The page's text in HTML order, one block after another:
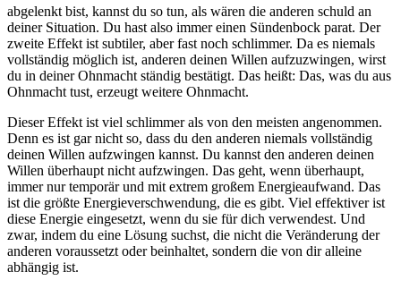
abgelenkt bist, kannst du so tun, als wären die anderen schuld an
deiner Situation. Du hast also immer einen Sündenbock parat. Der
zweite Effekt ist subtiler, aber fast noch schlimmer. Da es niemals
vollständig möglich ist, anderen deinen Willen aufzuzwingen, wirst
du in deiner Ohnmacht ständig bestätigt. Das heißt: Das, was du aus
Ohnmacht tust, erzeugt weitere Ohnmacht.
Dieser Effekt ist viel schlimmer als von den meisten angenommen.
Denn es ist gar nicht so, dass du den anderen niemals vollständig
deinen Willen aufzwingen kannst. Du kannst den anderen deinen
Willen überhaupt nicht aufzwingen. Das geht, wenn überhaupt,
immer nur temporär und mit extrem großem Energieaufwand. Das
ist die größte Energieverschwendung, die es gibt. Viel effektiver ist
diese Energie eingesetzt, wenn du sie für dich verwendest. Und
zwar, indem du eine Lösung suchst, die nicht die Veränderung der
anderen voraussetzt oder beinhaltet, sondern die von dir alleine
abhängig ist.